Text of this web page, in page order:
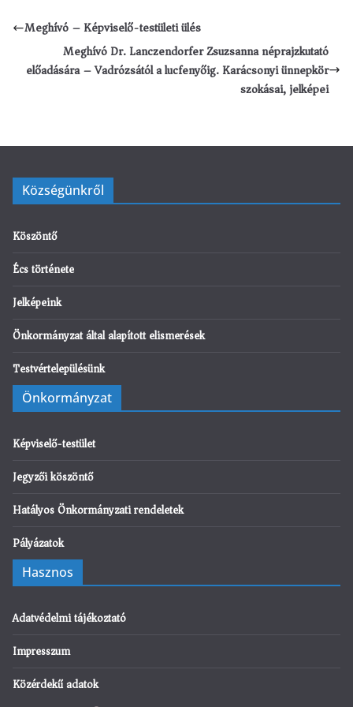
Meghívó – Képviselő-testületi ülés
Meghívó Dr. Lanczendorfer Zsuzsanna néprajzkutató
előadására – Vadrózsától a lucfenyőig. Karácsonyi ünnepkör
szokásai, jelképei
Községünkről
Köszöntő
Écs története
Jelképeink
Önkormányzat által alapított elismerések
Testvértelepülésünk
Önkormányzat
Képviselő-testület
Jegyzői köszöntő
Hatályos Önkormányzati rendeletek
Pályázatok
Hasznos
Adatvédelmi tájékoztató
Impresszum
Közérdekű adatok